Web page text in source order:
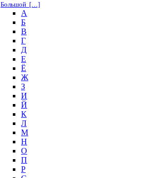
Большой […]
А
Б
В
Г
Д
Е
Ё
Ж
З
И
Й
К
Л
М
Н
О
П
Р